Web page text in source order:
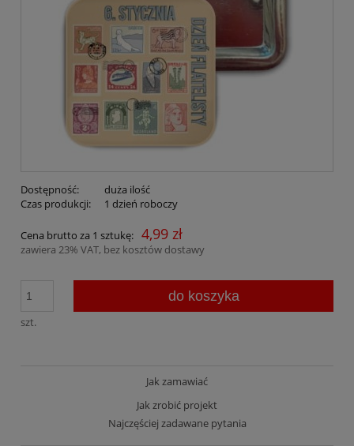
Dostępność:
duża ilość
Czas produkcji:
1 dzień roboczy
Cena brutto za 1 sztukę: 4,99 zł
zawiera 23% VAT, bez kosztów dostawy
szt.
do koszyka
Jak zamawiać
Jak zrobić projekt
Najczęściej zadawane pytania